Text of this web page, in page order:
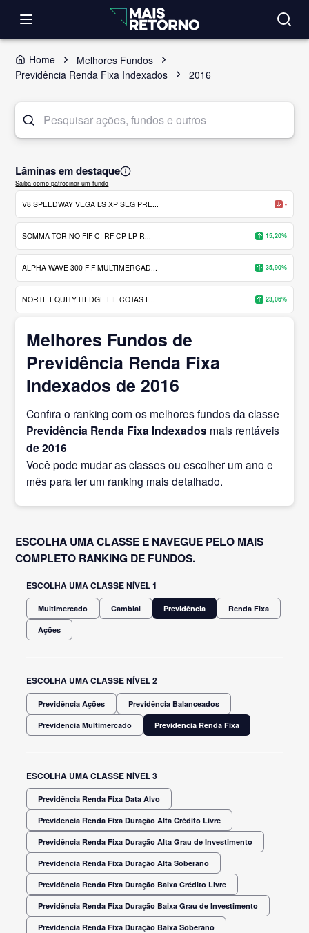
Home
Melhores Fundos
Previdência Renda Fixa Indexados
2016
Lâminas em destaque
Saiba como patrocinar um fundo
V8 SPEEDWAY VEGA LS XP SEG PRE... -
SOMMA TORINO FIF CI RF CP LP R... 15,20%
ALPHA WAVE 300 FIF MULTIMERCAD... 35,90%
NORTE EQUITY HEDGE FIF COTAS F... 23,06%
Melhores Fundos de
Previdência Renda Fixa
Indexados de 2016
Confira o ranking com os melhores fundos da classe
Previdência Renda Fixa Indexados mais rentáveis
de 2016
Você pode mudar as classes ou escolher um ano e
mês para ter um ranking mais detalhado.
ESCOLHA UMA CLASSE E NAVEGUE PELO MAIS
COMPLETO RANKING DE FUNDOS.
ESCOLHA UMA CLASSE NÍVEL 1
Multimercado Cambial Previdência Renda Fixa
Ações
ESCOLHA UMA CLASSE NÍVEL 2
Previdência Ações Previdência Balanceados
Previdência Multimercado Previdência Renda Fixa
ESCOLHA UMA CLASSE NÍVEL 3
Previdência Renda Fixa Data Alvo
Previdência Renda Fixa Duração Alta Crédito Livre
Previdência Renda Fixa Duração Alta Grau de Investimento
Previdência Renda Fixa Duração Alta Soberano
Previdência Renda Fixa Duração Baixa Crédito Livre
Previdência Renda Fixa Duração Baixa Grau de Investimento
Previdência Renda Fixa Duração Baixa Soberano